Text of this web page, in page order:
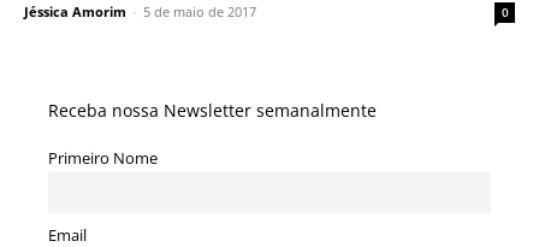
Jéssica Amorim - 5 de maio de 2017 0
Receba nossa Newsletter semanalmente
Primeiro Nome
Email